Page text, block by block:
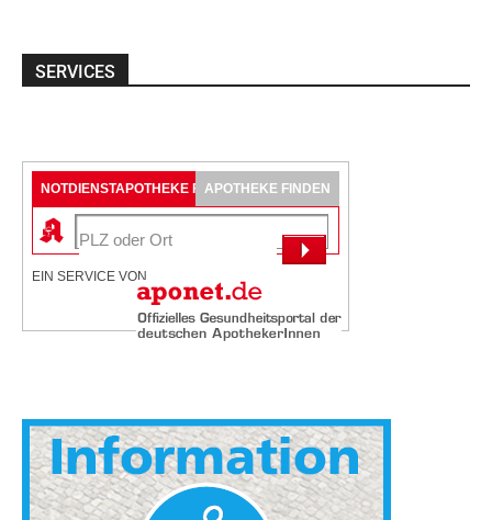
SERVICES
NOTDIENSTAPOTHEKE FINDENAPOTHEKE FINDEN
EIN SERVICE VON